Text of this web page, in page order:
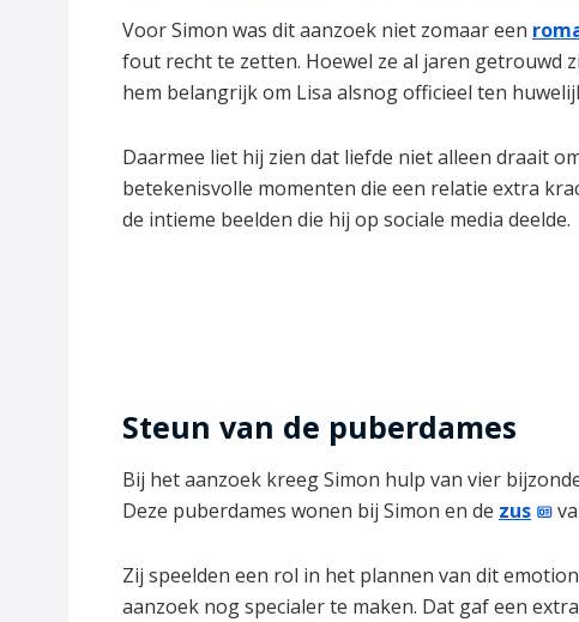
Voor Simon was dit aanzoek niet zomaar een
fout recht te zetten. Hoewel ze al jaren getrouwd
hem belangrijk om Lisa alsnog officieel ten
Daarmee liet hij zien dat liefde niet alleen draait
betekenisvolle momenten die een relatie extra
de intieme beelden die hij op sociale media deelde.
Steun van de puberdames
Bij het aanzoek kreeg Simon hulp van vier
Deze puberdames wonen bij Simon en de zus
Zij speelden een rol in het plannen van dit
aanzoek nog specialer te maken. Dat gaf een